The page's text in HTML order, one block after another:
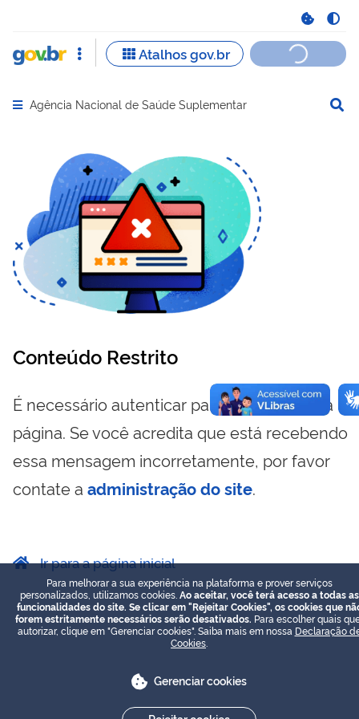
Abrir menu principal de navegação
Agência Nacional de Saúde Suplementar
Conteúdo Restrito
É necessário autenticar para visualizar essa
página. Se você acredita que está recebendo
essa mensagem incorretamente, por favor
contate a administração do site.
Ir para a página inicial
Para melhorar a sua experiência na plataforma e prover serviços
personalizados, utilizamos cookies. Ao aceitar, você terá acesso a todas as
funcionalidades do site. Se clicar em "Rejeitar Cookies", os cookies que
forem estritamente necessários serão desativados. Para escolher quais
autorizar, clique em "Gerenciar cookies". Saiba mais em nossa Declaração
Cookies
Gerenciar cookies